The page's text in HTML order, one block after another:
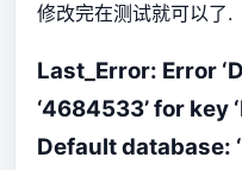
修改完在测试就可以了.
Last_Error: Error
‘4684533’ for key
Default database: